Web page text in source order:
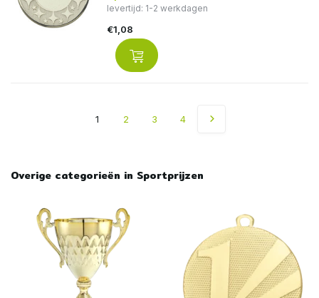
levertijd: 1-2 werkdagen
€1,08
1 2 3 4
Overige categorieën in Sportprijzen